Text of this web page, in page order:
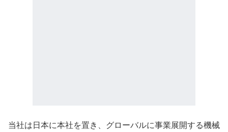
当社は日本に本社を置き、グローバルに事業展開する機械